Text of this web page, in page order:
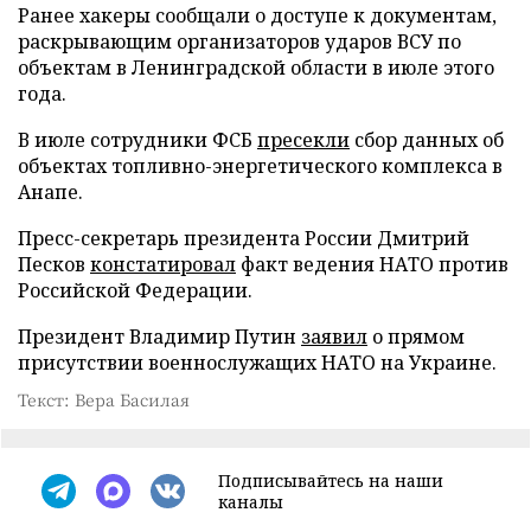
Ранее хакеры сообщали о доступе к документам,
раскрывающим организаторов ударов ВСУ по
объектам в Ленинградской области в июле этого
года.
В июле сотрудники ФСБ пресекли сбор данных об
объектах топливно-энергетического комплекса в
Анапе.
Пресс-секретарь президента России Дмитрий
Песков констатировал факт ведения НАТО против
Российской Федерации.
Президент Владимир Путин заявил о прямом
присутствии военнослужащих НАТО на Украине.
Текст: Вера Басилая
Подписывайтесь на наши
каналы